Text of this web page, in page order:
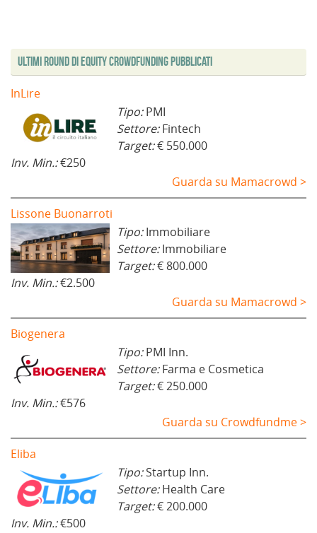
i
n
e
s
r
)
a
)
)
Ultimi Round di Equity Crowdfunding Pubblicati
InLire
Tipo:PMI
Settore:Fintech
Target:€ 550.000
Inv. Min.:€250
Guarda su Mamacrowd >
Lissone Buonarroti
Tipo:Immobiliare
Settore:Immobiliare
Target:€ 800.000
Inv. Min.:€2.500
Guarda su Mamacrowd >
Biogenera
Tipo:PMI Inn.
Settore:Farma e Cosmetica
Target:€ 250.000
Inv. Min.:€576
Guarda su Crowdfundme >
Eliba
Tipo:Startup Inn.
Settore:Health Care
Target:€ 200.000
Inv. Min.:€500